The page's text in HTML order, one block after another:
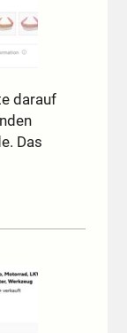
darauf
Das